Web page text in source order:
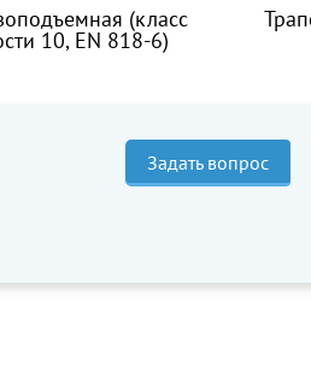
Трапеция для вертикального
спуска/подъема
Задать вопрос